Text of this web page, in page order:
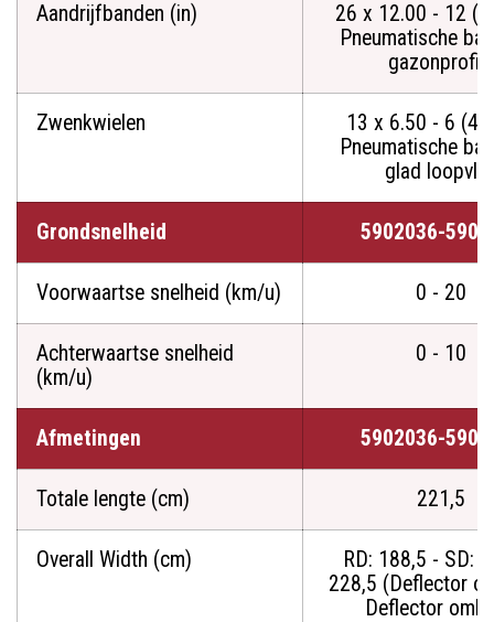
Aandrijfbanden (in)
26 x 12.00 - 12
Pneumatische
gazonprofiel
Zwenkwielen
13 x 6.50 - 6 (4-
Pneumatische
glad
Grondsnelheid 5902036-
Voorwaartse snelheid (km/u) 0 - 20
Achterwaartse snelheid
(km/u)
0 - 10
Afmetingen 5902036-
Totale lengte (cm) 221,5
Overall Width (cm)
RD: 188,5 - SD:
228,5 (Deflector
Deflector